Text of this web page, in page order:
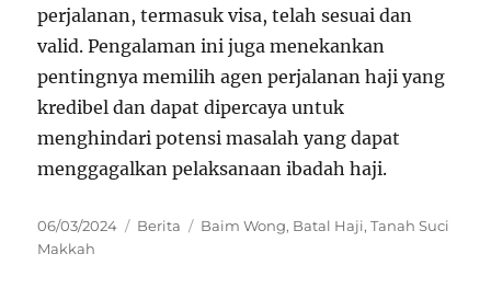
perjalanan, termasuk visa, telah sesuai dan
valid. Pengalaman ini juga menekankan
pentingnya memilih agen perjalanan haji yang
kredibel dan dapat dipercaya untuk
menghindari potensi masalah yang dapat
menggagalkan pelaksanaan ibadah haji.
Posted
on
06/03/2024 Categories
Berita Tags
Baim Wong, Batal Haji,Tanah Suci
Makkah